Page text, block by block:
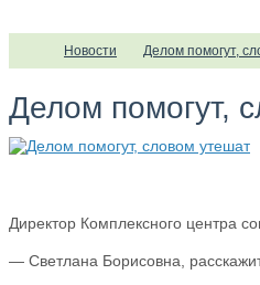
Новости Делом помогут,
Делом помогут,
Директор Комплексного центра
— Светлана Борисовна,